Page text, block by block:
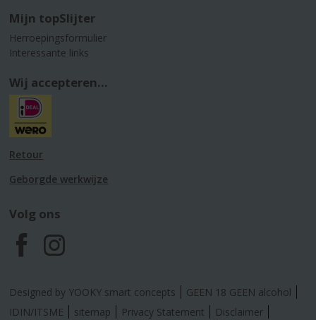
Mijn topSlijter
Herroepingsformulier
Interessante links
Wij accepteren...
Retour
Geborgde werkwijze
Volg ons
F
a
I
n
Designed by YOOKY smart concepts
GEEN 18 GEEN alcohol
IDIN/ITSME
sitemap Privacy Statement Disclaimer